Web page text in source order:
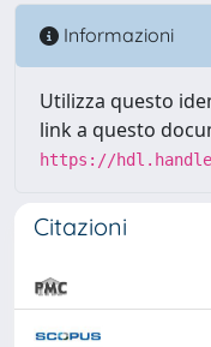
Informazioni
Utilizza questo
link a questo
https://
Citazioni